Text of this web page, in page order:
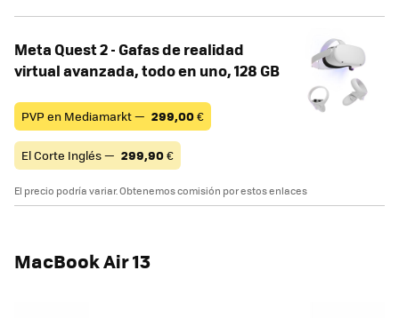
Meta Quest 2 - Gafas de realidad
virtual avanzada, todo en uno, 128 GB
PVP en Mediamarkt — 299,00€
El Corte Inglés — 299,90€
El precio podría variar. Obtenemos comisión por estos enlaces
MacBook Air 13